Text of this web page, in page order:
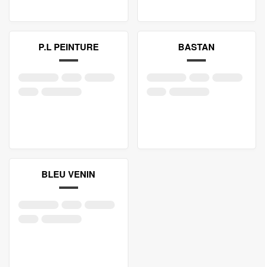
P.L PEINTURE BASTAN
BLEU VENIN